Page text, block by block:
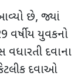
છે, જ્યાં
વર્ષીય યુવકનો
દવાના
દવાઓ